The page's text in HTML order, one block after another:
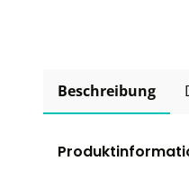
Beschreibung